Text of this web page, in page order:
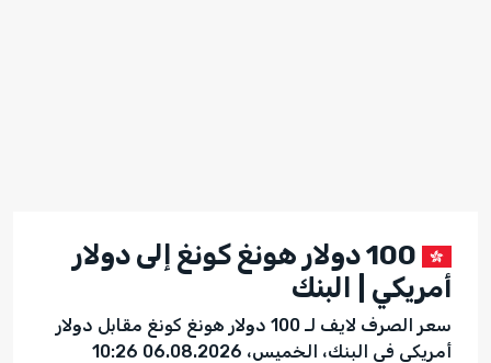
100 دولار هونغ كونغ إلى دولار
أمريكي | البنك
سعر الصرف لايف لـ 100 دولار هونغ كونغ مقابل دولار
أمريكي فى البنك، الخميس، 06.08.2026 10:26